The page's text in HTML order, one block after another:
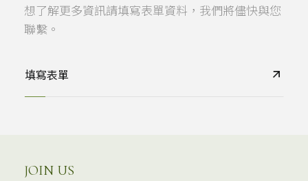
想了解更多資訊請填寫表單資料，我們將儘快與您
聯繫。
填寫表單
JOIN US